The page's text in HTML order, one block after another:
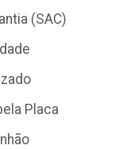
(SAC)
Placa